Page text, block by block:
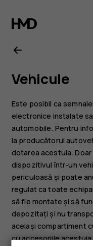
Ghid
de
utilizare
Nokia
T21
Vehicule
Este posibil ca
electronice instalate
automobile. Pentru
la producătorul
dotarea acestuia.
dispozitivul într-un
periculoasă și poate
regulat ca toate
să fie montate și să
depozitați și nu
același compartiment
cu accesoriile